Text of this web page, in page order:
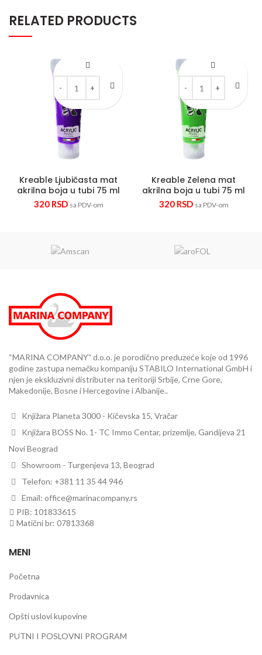
RELATED PRODUCTS
Kreable Ljubičasta mat
akrilna boja u tubi 75 ml
320 RSD sa PDV-om
Kreable Ljubičasta mat akrilna boja u tubi 75 ml quantity
Kreable Zelena mat
akrilna boja u tubi 75 ml
320 RSD sa PDV-om
Kreable Zelena mat
“MARINA COMPANY” d.o.o. je porodično preduzeće koje od 1996
godine zastupa nemačku kompaniju STABILO International GmbH i
njen je ekskluzivni distributer na teritoriji Srbije, Crne Gore,
Makedonije, Bosne i Hercegovine i Albanije..
Knjižara Planeta 3000 - Kičevska 15, Vračar
Knjižara BOSS No. 1- TC Immo Centar, prizemlje, Gandijeva 21
Novi Beograd
Showroom - Turgenjeva 13, Beograd
Telefon: +381 11 35 44 946
Email: office@marinacompany.rs
PIB: 101833615
Matični br: 07813368
MENI
Početna
Prodavnica
Opšti uslovi kupovine
PUTNI I POSLOVNI PROGRAM